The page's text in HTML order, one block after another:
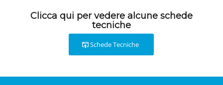
Clicca qui per vedere alcune schede
tecniche
Schede Tecniche